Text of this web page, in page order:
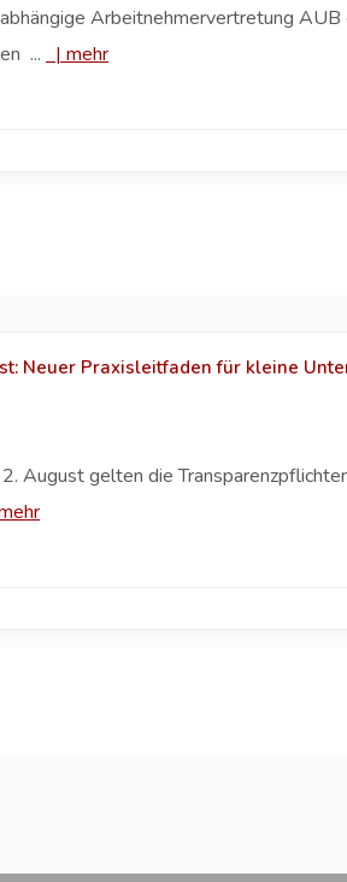
Arbeitnehmervertretung
... |mehr
Neuer Praxisleitfaden für kleine
August gelten die